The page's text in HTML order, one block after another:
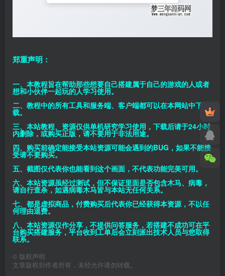
郑重声明：
一、本教程旨在帮助那些想要自己搭建属于自己的游戏的人或者
想和小伙伴一起玩的人学习使用。
二、教程中的所有工具和服务端、客户端都可以在本网站中下
载。
三、本站教程、资源仅供单机研究学习使用，下载后请于24小时
内删除，或购买正版，请不要用于非法用途。
四、购买前确定能接受本站资源可能会遇到的BUG，如果不能接
受请不要购买。
五、截图仅代表你也能看到这个画面，不代表功能完美可用。
六、本站资源虽经过测试，但不保证里面是否包含木马、病毒，
请自行查杀，如遇病毒木马皆与本站无任何关系。
七、都是虚拟商品，付费购买后代表你已经获得本资源，不以任
何理由退费。
八、本站资源仅作分享，不提供问答服务，若搭建不成功可在平
台购买搭建服务，平台收到工单后会立刻派出技术人员与您取得
联系。
© 版权声明
文章版权归作者所有，未经允许请勿转载。